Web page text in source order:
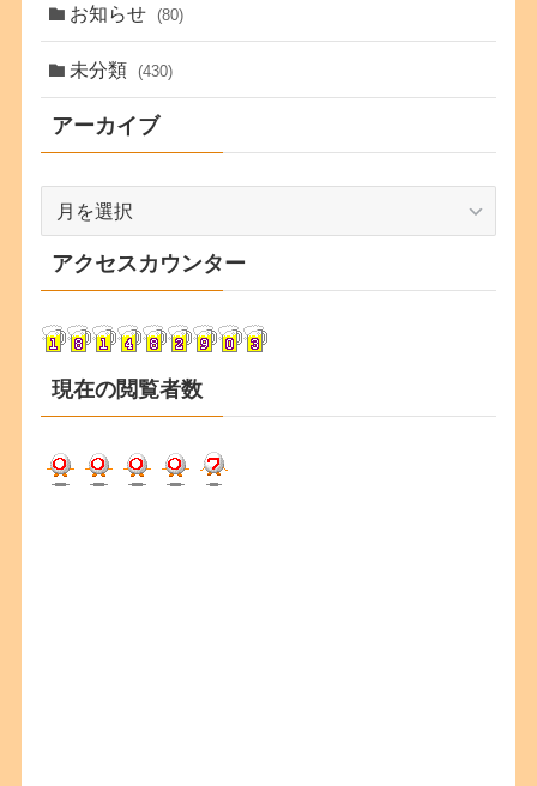
お知らせ (80)
未分類 (430)
アーカイブ
カ
イ
アクセスカウンター
現在の閲覧者数